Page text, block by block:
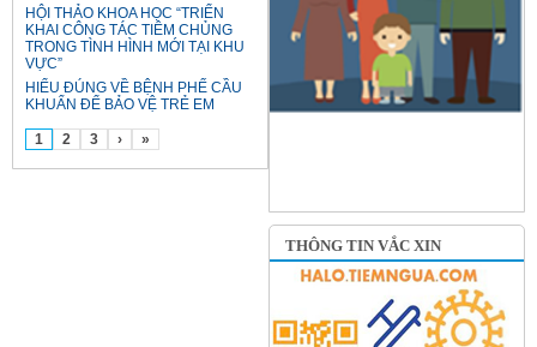
HỘI THẢO KHOA HỌC “TRIỂN
KHAI CÔNG TÁC TIÊM CHỦNG
TRONG TÌNH HÌNH MỚI TẠI KHU
VỰC”
HIỂU ĐÚNG VỀ BỆNH PHẾ CẦU
KHUẨN ĐỂ BẢO VỆ TRẺ EM
1 2 3 › »
THÔNG TIN VẮC XIN